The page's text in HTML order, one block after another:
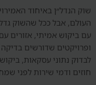
שוק הנדל״ן באיחוד
העולם, אבל ככל שהשוק
עם ביקוש אמיתי, אזורים
לבדוק נתוני עסקאות,
חוזים ודמי שירות לפני